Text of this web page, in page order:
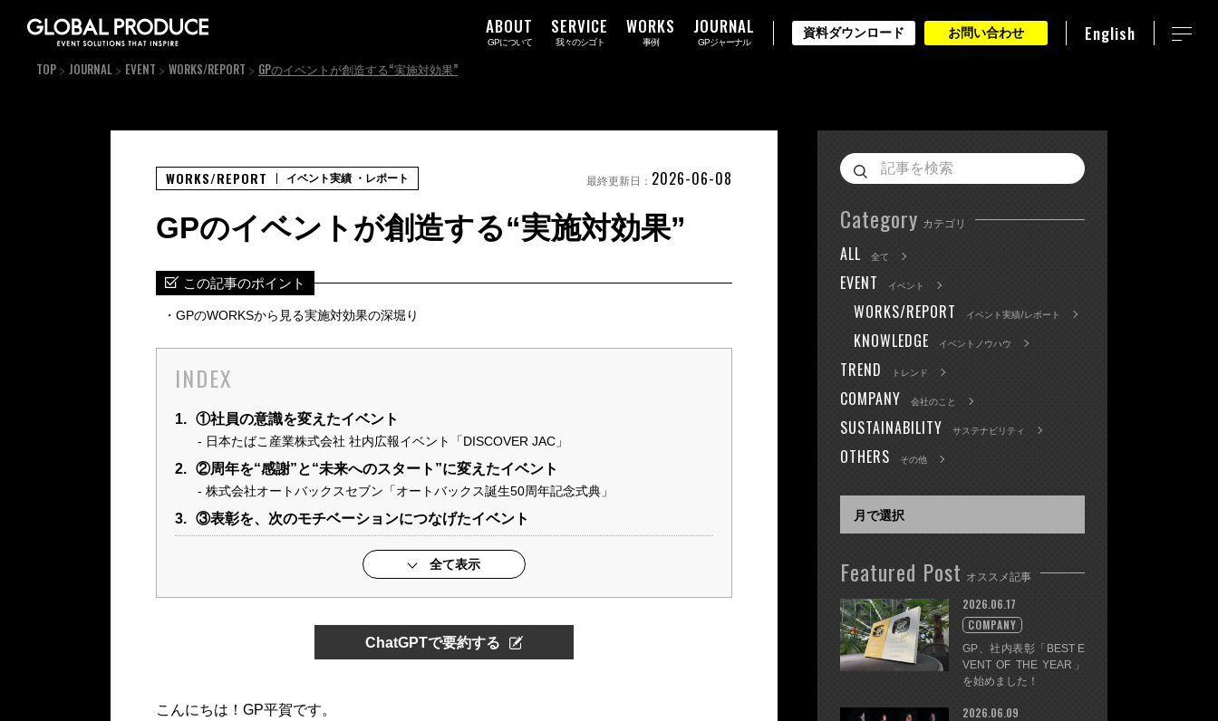
ABOUT
GPについて
SERVICE
我々のシゴト
WORKS
事例
JOURNAL
GPジャーナル
資料ダウンロード お問い合わせ English
TOP JOURNAL EVENT WORKS/REPORT GPのイベントが創造する“実施対効果”
GPのイベントが創造する“実施対効果”
この記事のポイント
GPのWORKSから見る実施対効果の深堀り
INDEX
1. ①社員の意識を変えたイベント
日本たばこ産業株式会社 社内広報イベント「DISCOVER JAC」
2. ②周年を“感謝”と“未来へのスタート”に変えたイベント
株式会社オートバックスセブン「オートバックス誕生50周年記念式典」
3. ③表彰を、次のモチベーションにつなげたイベント
全て表示
ChatGPTで要約する
こんにちは！GP平賀です。
WORKS/REPORT イベント実績 ・レポート 最終更新日： 2026-06-08
Category カテゴリ
ALL 全て
EVENT イベント
WORKS/REPORT イベント実績/レポート
KNOWLEDGE イベントノウハウ
TREND トレンド
COMPANY 会社のこと
SUSTAINABILITY サステナビリティ
OTHERS その他
Featured Post オススメ記事
GP、社内表彰「BEST E
VENT OF THE YEAR」
を始めました！
2026.06.17
COMPANY
2026.06.09